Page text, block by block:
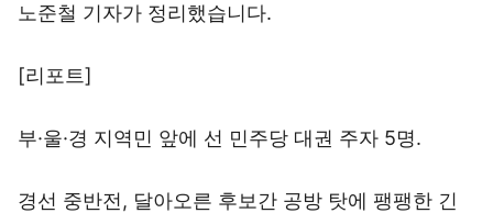
노준철 기자가 정리했습니다.
[리포트]
부·울·경 지역민 앞에 선 민주당 대권 주자 5명.
경선 중반전, 달아오른 후보간 공방 탓에 팽팽한 긴